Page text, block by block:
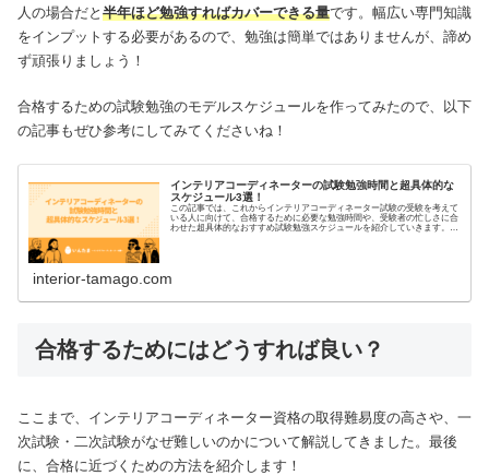
人の場合だと 半年ほど勉強すればカバーできる量です。幅広い専門知識
をインプットする必要があるので、勉強は簡単ではありませんが、諦め
ず頑張りましょう！
合格するための試験勉強のモデルスケジュールを作ってみたので、以下
の記事もぜひ参考にしてみてくださいね！
インテリアコーディネーターの試験勉強時間と超具体的な
スケジュール3選！
この記事では、これからインテリアコーディネーター試験の受験を考えて
いる人に向けて、合格するために必要な勉強時間や、受験者の忙しさに合
わせた超具体的なおすすめ試験勉強スケジュールを紹介していきます。す
interior-tamago.com
合格するためにはどうすれば良い？
ここまで、インテリアコーディネーター資格の取得難易度の高さや、一
次試験・二次試験がなぜ難しいのかについて解説してきました。最後
に、合格に近づくための方法を紹介します！